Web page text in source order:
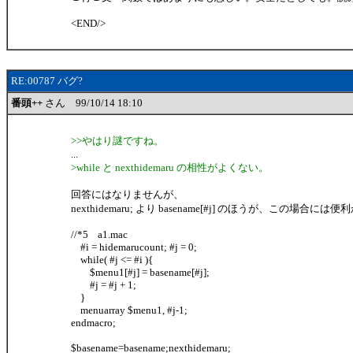
<END/>
RE:00787 バグ?
番頭++ さん 99/10/14 18:10
>>やはり謎ですね。
...
>while と nexthidemaru の相性がよくない。
回答にはなりませんが、
nexthidemaru; より basename[#j] のほうが、この場合には便利
//*5 a1.mac
#i = hidemarucount; #j = 0;
while( #j <= #i ){
$menu1[#j] = basename[#j];
#j = #j + 1;
}
menuarray $menu1, #j-1;
endmacro;
$basename=basename;nexthidemaru;